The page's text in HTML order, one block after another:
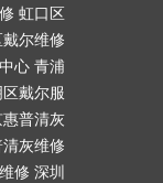
虹口区
尔维修
心 青浦
戴尔服
普清灰
灰维修
修 深圳